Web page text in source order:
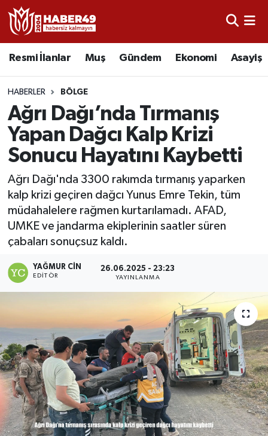
Resmi İlanlar Muş Gündem Ekonomi Asayiş
HABERLER BÖLGE
Ağrı Dağı’nda Tırmanış
Yapan Dağcı Kalp Krizi
Sonucu Hayatını Kaybetti
Ağrı Dağı'nda 3300 rakımda tırmanış yaparken
kalp krizi geçiren dağcı Yunus Emre Tekin, tüm
müdahalelere rağmen kurtarılamadı. AFAD,
UMKE ve jandarma ekiplerinin saatler süren
çabaları sonuçsuz kaldı.
YAĞMUR CIN
EDITÖR
26.06.2025 - 23:23
YAYINLANMA
Resmi İlanlar
Asayiş
Bölge
Eğitim
Sağlık
Gündem
Kültür Sanat
Muş
Hasköy
Uşak Nöbetçi Eczaneler
Uşak Hava Durumu
Uşak Namaz Vakitleri
Uşak Trafik Yoğunluk Haritası
TFF 2.Lig Kırmızı Grup Puan Durumu ve Fikstür
Tüm Manşetler
Son Dakika Haberleri